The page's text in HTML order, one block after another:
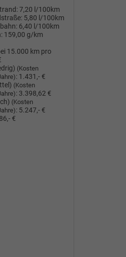
7,20 l/100km
5,80 l/100km
6,40 l/100km
159,00 g/km
15.000 km pro
(Kosten
: 1.431,- €
(Kosten
: 3.398,62 €
(Kosten
: 5.247,- €
€